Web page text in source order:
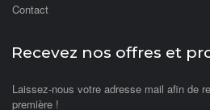
Contact
Recevez nos offres et
Laissez-nous votre adresse mail afin de
première !